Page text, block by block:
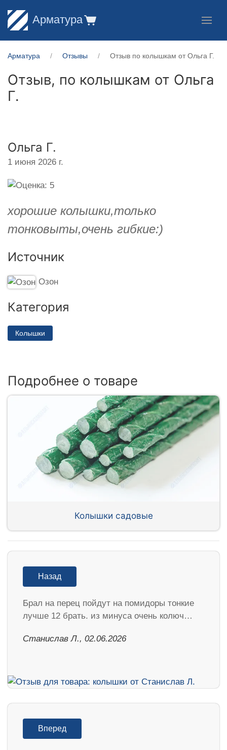
Арматура
Арматура Отзывы Отзыв по колышкам от Ольга Г.
Отзыв, по колышкам от Ольга
Г.
Ольга Г.
1 июня 2026 г.
хорошие колышки,только
тонковыты,очень гибкие:)
Источник
Озон
Категория
Колышки
Подробнее о товаре
Колышки садовые
Назад
Брал на перец пойдут на помидоры тонкие
лучше 12 брать. из минуса очень колюч…
Станислав Л., 02.06.2026
Вперед